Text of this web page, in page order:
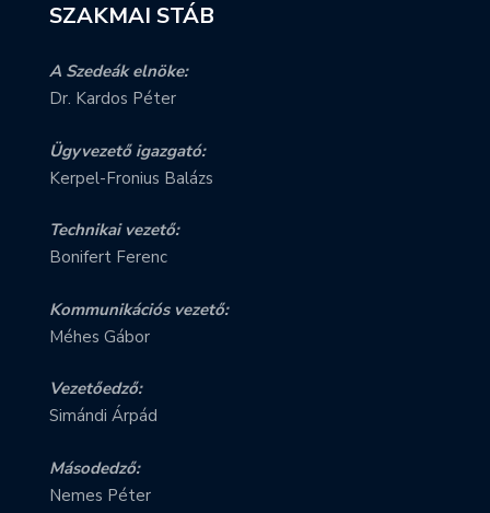
SZAKMAI STÁB
A Szedeák elnöke:
Dr. Kardos Péter
Ügyvezető igazgató:
Kerpel-Fronius Balázs
Technikai vezető:
Bonifert Ferenc
Kommunikációs vezető:
Méhes Gábor
Vezetőedző:
Simándi Árpád
Másodedző:
Nemes Péter